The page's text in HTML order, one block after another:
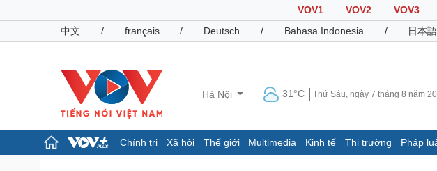
VOV1 VOV2 VOV3
中文
/ français / Deutsch / Bahasa Indonesia / 日本語
Hà Nội 31°C Thứ Sáu, ngày 7 tháng 8 năm
Chính trị Xã hội Thế giới Multimedia Kinh tế Thị trường Pháp